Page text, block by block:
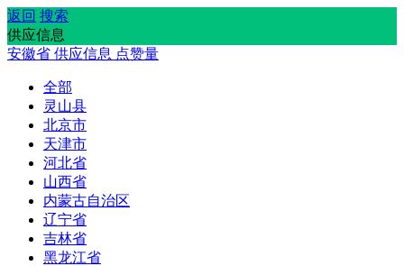
返回 搜索
供应信息
安徽省 供应信息 点赞量
全部
灵山县
北京市
天津市
河北省
山西省
内蒙古自治区
辽宁省
吉林省
黑龙江省